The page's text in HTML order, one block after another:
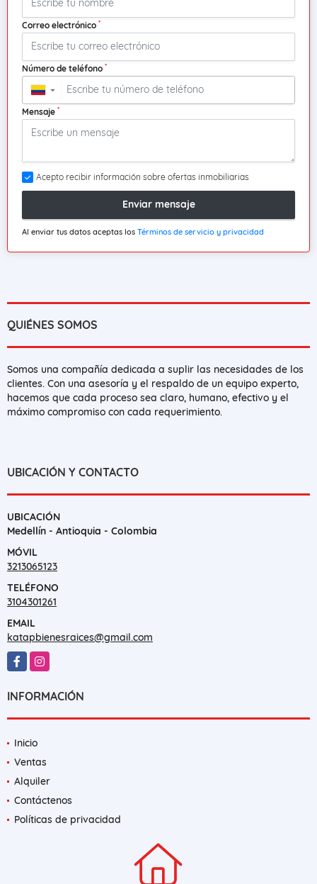
Correo electrónico *
Número de teléfono *
▼
Mensaje *
Acepto recibir información sobre ofertas inmobiliarias
Enviar mensaje
Al enviar tus datos aceptas los Términos de servicio y privacidad
QUIÉNES SOMOS
Somos una compañía dedicada a suplir las necesidades de los
clientes. Con una asesoría y el respaldo de un equipo experto,
hacemos que cada proceso sea claro, humano, efectivo y el
máximo compromiso con cada requerimiento.
UBICACIÓN Y CONTACTO
UBICACIÓN
Medellín - Antioquia - Colombia
MÓVIL
3213065123
TELÉFONO
3104301261
EMAIL
katapbienesraices@gmail.com
FacebookInstagram
INFORMACIÓN
Inicio
Ventas
Alquiler
Contáctenos
Políticas de privacidad